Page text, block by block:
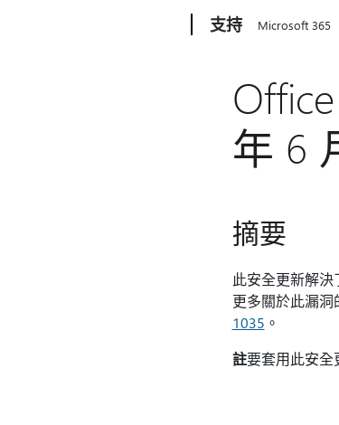
支持 Microsoft 365
年 6
摘要
此安全更新解
更多關於此漏洞
1035 。
註要套用此安全